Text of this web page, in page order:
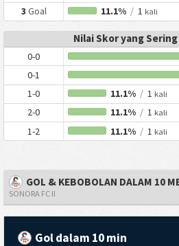
3 Goal 11.1% /1 kali
Nilai Skor yang
0-0
0-1
1-0 11.1% /1 kali
2-0 11.1% /1 kali
1-2 11.1% /1 kali
GOL & KEBOBOLAN DALAM 10
SONORA FC II
Gol dalam 10 min